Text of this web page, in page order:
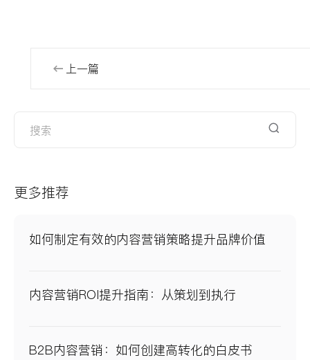
上一篇
更多推荐
如何制定有效的内容营销策略提升品牌价值
内容营销ROI提升指南：从策划到执行
B2B内容营销：如何创建高转化的白皮书